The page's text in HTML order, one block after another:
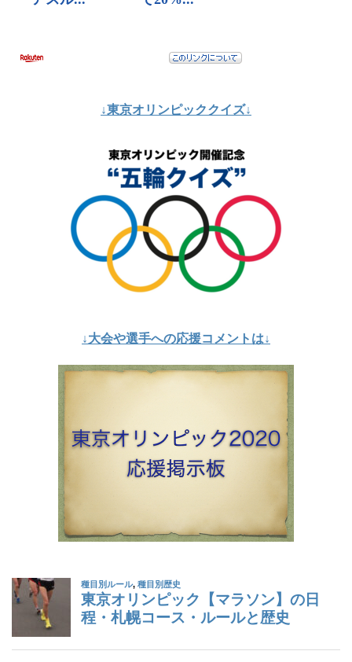
↓東京オリンピッククイズ↓
↓大会や選手への応援コメントは↓